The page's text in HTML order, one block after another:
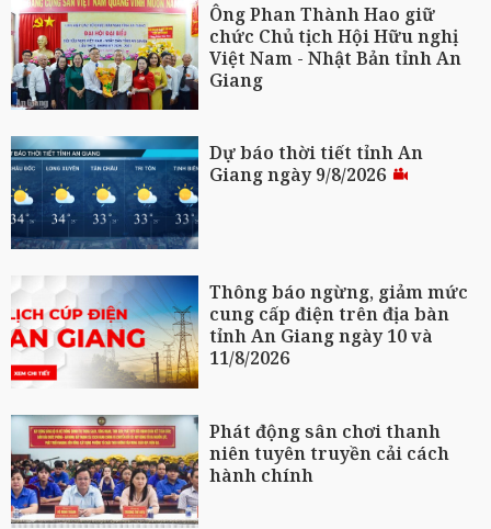
Ông Phan Thành Hao giữ
chức Chủ tịch Hội Hữu nghị
Việt Nam - Nhật Bản tỉnh An
Giang
Dự báo thời tiết tỉnh An
Giang ngày 9/8/2026
Thông báo ngừng, giảm mức
cung cấp điện trên địa bàn
tỉnh An Giang ngày 10 và
11/8/2026
Phát động sân chơi thanh
niên tuyên truyền cải cách
hành chính